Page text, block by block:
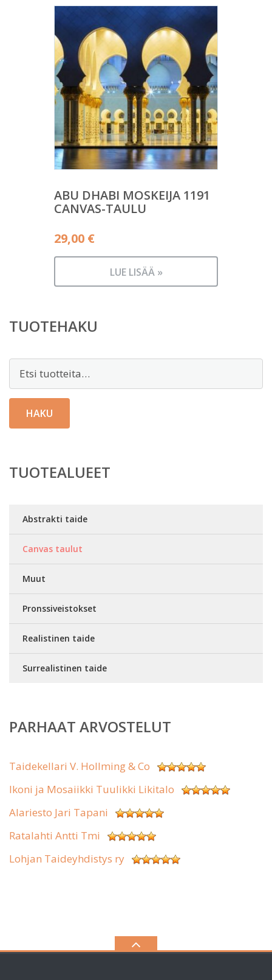
ABU DHABI MOSKEIJA 1191
CANVAS-TAULU
29,00 €
LUE LISÄÄ »
TUOTEHAKU
Etsi:
HAKU
TUOTEALUEET
Abstrakti taide
Canvas taulut
Muut
Pronssiveistokset
Realistinen taide
Surrealistinen taide
PARHAAT ARVOSTELUT
Taidekellari V. Hollming & Co
Ikoni ja Mosaiikki Tuulikki Likitalo
Alariesto Jari Tapani
Ratalahti Antti Tmi
Lohjan Taideyhdistys ry